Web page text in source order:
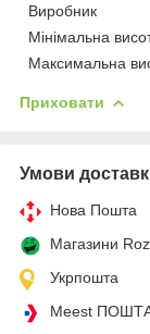
Виробник
Мінімальна
Максимальна
Приховати
Умови
Нова Пошта
Магазини
Укрпошта
Meest